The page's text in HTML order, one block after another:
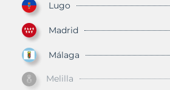
Lugo
Madrid
Málaga
Melilla